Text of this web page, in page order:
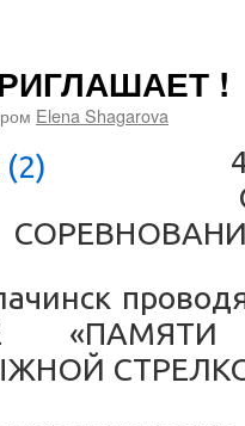
!
Elena Shagarova